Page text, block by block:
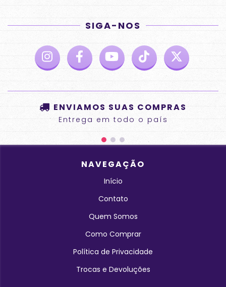
SIGA-NOS
ENVIAMOS SUAS COMPRAS
Entrega em todo o país
NAVEGAÇÃO
Início
Contato
Quem Somos
Como Comprar
Política de Privacidade
Trocas e Devoluções